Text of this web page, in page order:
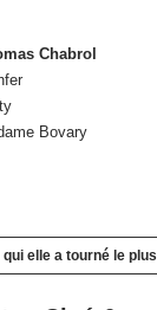
Chabrol
Bovary
elle a tourné le plus